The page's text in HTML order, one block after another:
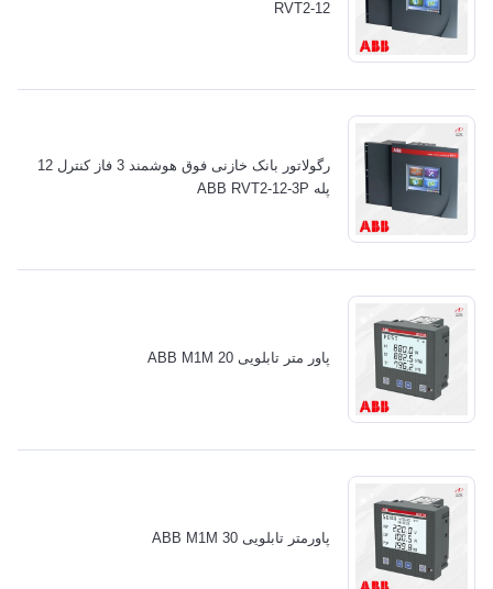
RVT2-12
رگولاتور بانک خازنی فوق هوشمند 3 فاز کنترل 12
پله ABB RVT2-12-3P
پاور متر تابلویی ABB M1M 20
پاورمتر تابلویی ABB M1M 30